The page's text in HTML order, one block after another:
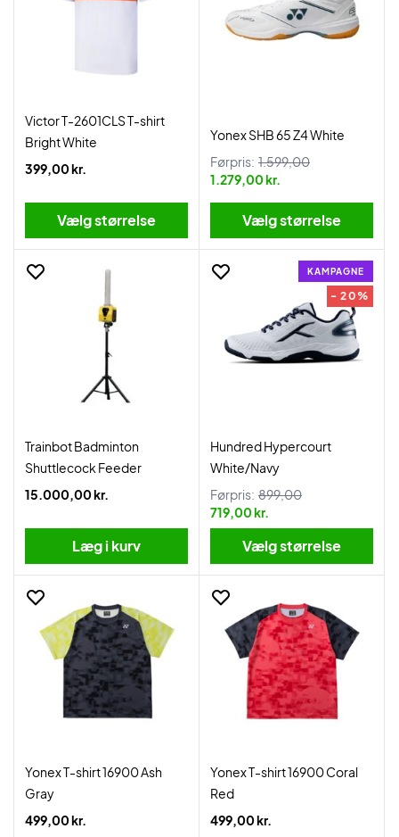
Victor T-2601CLS T-shirt
Bright White
399,00 kr.
Vælg størrelse
Yonex SHB 65 Z4 White
Førpris: 1.599,00
1.279,00 kr.
Vælg størrelse
Trainbot Badminton
Shuttlecock Feeder
15.000,00 kr.
Læg i kurv
KAMPAGNE
- 20%
Hundred Hypercourt
White/Navy
Førpris: 899,00
719,00 kr.
Vælg størrelse
Yonex T-shirt 16900 Ash
Gray
499,00 kr.
Yonex T-shirt 16900 Coral
Red
499,00 kr.